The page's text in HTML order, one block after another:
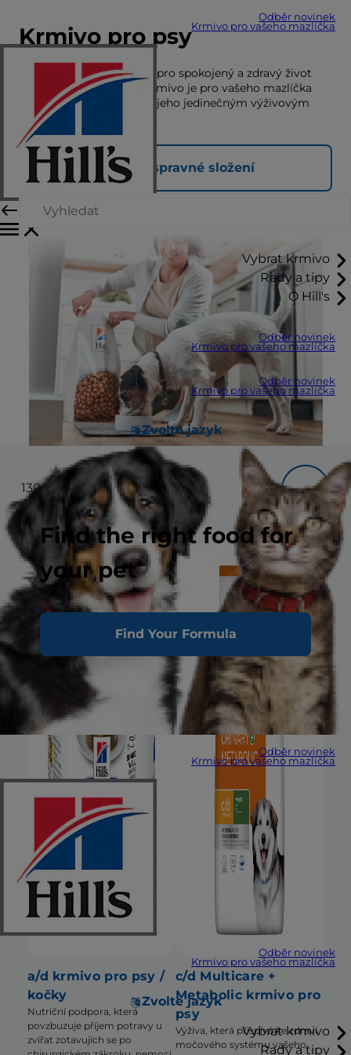
Odběr novinek
Krmivo pro vašeho mazlíčka
Vybrat krmivo
Rady a tipy
O Hill's
Odběr novinek
Krmivo pro vašeho mazlíčka
Odběr novinek
Krmivo pro vašeho mazlíčka
Zvolte jazyk
Find the right food for
your pet
Find Your Formula
Odběr novinek
Krmivo pro vašeho mazlíčka
Odběr novinek
Krmivo pro vašeho mazlíčka
Zvolte jazyk
Vybrat krmivo
Rady a tipy
Krmivo pro psy
Správná výživa je klíčová pro spokojený a zdravý život
mazlíčků. Zjistěte, jaké krmivo je pro vašeho mazlíčka
nejvhodnější vzhledem k jeho jedinečným výživovým
potřebám.
Najděte spravné složení
130 Výsledků
Filtr
a/d krmivo pro psy /
kočky
Nutriční podpora, která
povzbuzuje příjem potravy u
zvířat zotavujích se po
c/d Multicare +
Metabolic krmivo pro
psy
Výživa, která přispívá ke zdraví
močového systému vašeho